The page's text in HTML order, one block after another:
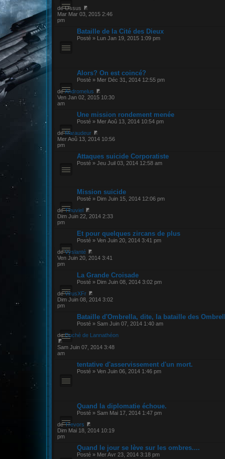
de Ossus
Mar Mar 03, 2015 2:46
pm
Bataille de la Cité des Dieux
Posté » Lun Jan 19, 2015 1:09 pm
Alors? On est coincé?
Posté » Mer Déc 31, 2014 12:55 pm
deAndromelus
Ven Jan 02, 2015 10:30
am
Une mission rondement menée
Posté » Mer Aoû 13, 2014 10:54 pm
deMaraudeur
Mer Aoû 13, 2014 10:56
pm
Attaques suicide Corporatiste
Posté » Jeu Juil 03, 2014 12:58 am
Mission suicide
Posté » Dim Juin 15, 2014 12:06 pm
deTinuviel
Dim Juin 22, 2014 2:33
pm
Et pour quelques zircans de plus
Posté » Ven Juin 20, 2014 3:41 pm
deVyslanté
Ven Juin 20, 2014 3:41
pm
La Grande Croisade
Posté » Dim Juin 08, 2014 3:02 pm
deVirusXFr
Dim Juin 08, 2014 3:02
pm
Bataille d'Ombrella, dite, la bataille des
Posté » Sam Juin 07, 2014 1:40 am
deDuché de Lannathéon
Sam Juin 07, 2014 3:48
am
tentative d'asservissement d'un mort.
Posté » Ven Juin 06, 2014 1:46 pm
Quand la diplomatie échoue.
Posté » Sam Mai 17, 2014 1:47 pm
deTrevors
Dim Mai 18, 2014 10:19
pm
Quand le jour se lève sur les ombres....
Posté » Mer Avr 23, 2014 3:18 pm